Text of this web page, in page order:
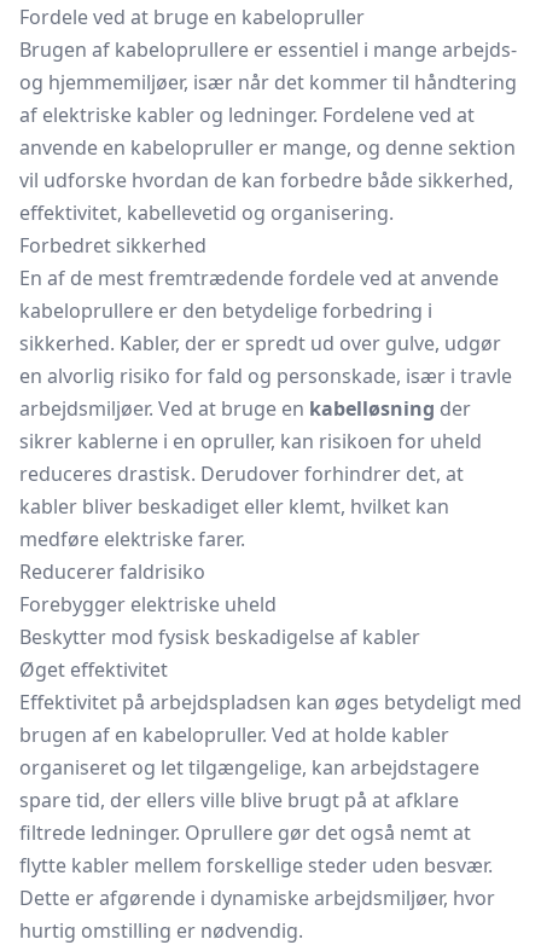
Fordele ved at bruge en kabelopruller
Brugen af kabeloprullere er essentiel i mange arbejds-
og hjemmemiljøer, især når det kommer til håndtering
af elektriske kabler og ledninger. Fordelene ved at
anvende en kabelopruller er mange, og denne sektion
vil udforske hvordan de kan forbedre både sikkerhed,
effektivitet, kabellevetid og organisering.
Forbedret sikkerhed
En af de mest fremtrædende fordele ved at anvende
kabeloprullere er den betydelige forbedring i
sikkerhed. Kabler, der er spredt ud over gulve, udgør
en alvorlig risiko for fald og personskade, især i travle
arbejdsmiljøer. Ved at bruge en kabelløsning der
sikrer kablerne i en opruller, kan risikoen for uheld
reduceres drastisk. Derudover forhindrer det, at
kabler bliver beskadiget eller klemt, hvilket kan
medføre elektriske farer.
Reducerer faldrisiko
Forebygger elektriske uheld
Beskytter mod fysisk beskadigelse af kabler
Øget effektivitet
Effektivitet på arbejdspladsen kan øges betydeligt med
brugen af en kabelopruller. Ved at holde kabler
organiseret og let tilgængelige, kan arbejdstagere
spare tid, der ellers ville blive brugt på at afklare
filtrede ledninger. Oprullere gør det også nemt at
flytte kabler mellem forskellige steder uden besvær.
Dette er afgørende i dynamiske arbejdsmiljøer, hvor
hurtig omstilling er nødvendig.